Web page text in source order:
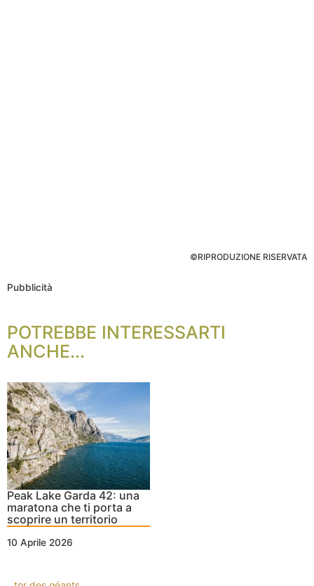
©RIPRODUZIONE RISERVATA
Pubblicità
POTREBBE INTERESSARTI
ANCHE...
Peak Lake Garda 42: una
maratona che ti porta a
scoprire un territorio
10 Aprile 2026